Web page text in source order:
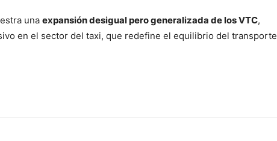
una expansión desigual pero generalizada de los VTC,
en el sector del taxi, que redefine el equilibrio del transporte